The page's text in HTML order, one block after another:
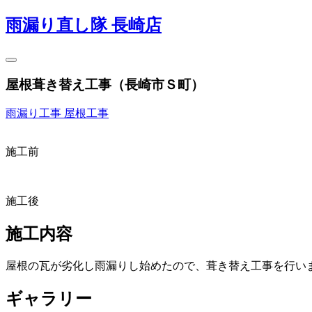
雨漏り直し隊 長崎店
屋根葺き替え工事（長崎市Ｓ町）
雨漏り工事 屋根工事
施工前
施工後
施工内容
屋根の瓦が劣化し雨漏りし始めたので、葺き替え工事を行い
ギャラリー